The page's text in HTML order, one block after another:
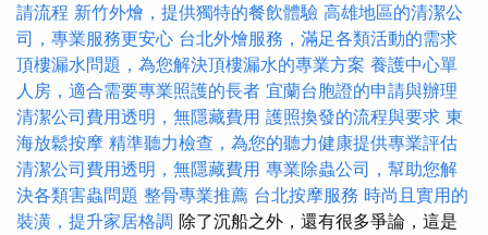
請流程 新竹外燴，提供獨特的餐飲體驗 高雄地區的清潔公
司，專業服務更安心 台北外燴服務，滿足各類活動的需求
頂樓漏水問題，為您解決頂樓漏水的專業方案 養護中心單
人房，適合需要專業照護的長者 宜蘭台胞證的申請與辦理
清潔公司費用透明，無隱藏費用 護照換發的流程與要求 東
海放鬆按摩 精準聽力檢查，為您的聽力健康提供專業評估
清潔公司費用透明，無隱藏費用 專業除蟲公司，幫助您解
決各類害蟲問題 整骨專業推薦 台北按摩服務 時尚且實用的
裝潢，提升家居格調 除了沉船之外，還有很多爭論，這是